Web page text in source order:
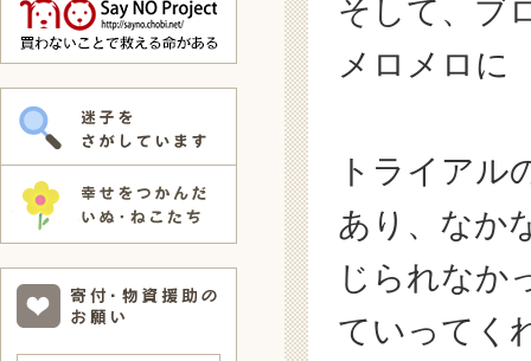
そして、ブ
メロメロに
トライアル
あり、なか
じられなか
ていってく